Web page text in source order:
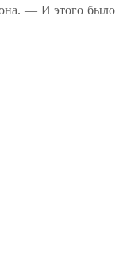
— И этого было